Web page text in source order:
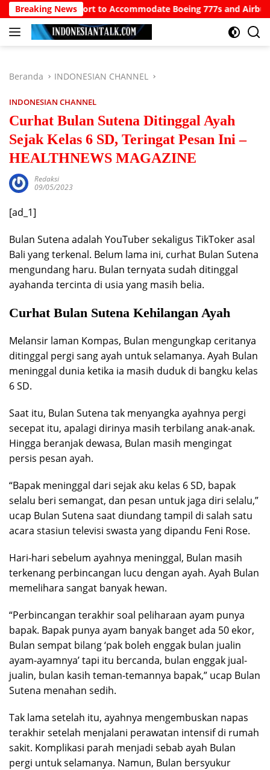
Langsung
ke
konten
Breaking News
Bali Airport to Accommodate Boeing 777s and Airbus A380s
Beranda INDONESIAN CHANNEL
INDONESIAN CHANNEL
Curhat Bulan Sutena Ditinggal Ayah
Sejak Kelas 6 SD, Teringat Pesan Ini –
HEALTHNEWS MAGAZINE
Redaksi
09/05/2023
[ad_1]
Bulan Sutena adalah YouTuber sekaligus TikToker asal
Bali yang terkenal. Belum lama ini, curhat Bulan Sutena
mengundang haru. Bulan ternyata sudah ditinggal
ayahanda tercinta di usia yang masih belia.
Curhat Bulan Sutena Kehilangan Ayah
Melansir laman Kompas, Bulan mengungkap ceritanya
ditinggal pergi sang ayah untuk selamanya. Ayah Bulan
meninggal dunia ketika ia masih duduk di bangku kelas
6 SD.
Saat itu, Bulan Sutena tak menyangka ayahnya pergi
secepat itu, apalagi dirinya masih terbilang anak-anak.
Hingga beranjak dewasa, Bulan masih mengingat
persis pesan ayah.
“Bapak meninggal dari sejak aku kelas 6 SD, bapak
selalu beri semangat, dan pesan untuk jaga diri selalu,”
ucap Bulan Sutena saat diundang tampil di salah satu
acara stasiun televisi swasta yang dipandu Feni Rose.
Hari-hari sebelum ayahnya meninggal, Bulan masih
terkenang perbincangan lucu dengan ayah. Ayah Bulan
memelihara sangat banyak hewan.
“Perbincangan terakhir soal peliharaan ayam punya
bapak. Bapak punya ayam banyak banget ada 50 ekor,
Bulan sempat bilang ‘pak boleh enggak bulan jualin
ayam-ayamnya’ tapi itu bercanda, bulan enggak jual-
jualin, bulan kasih teman-temannya bapak,” ucap Bulan
Sutena menahan sedih.
Tak lama setelah itu, ayahnya mengembuskan napas
terakhir setelah menjalani perawatan intensif di rumah
sakit. Komplikasi parah menjadi sebab ayah Bulan
pergi untuk selamanya. Namun, Bulan bersyukur